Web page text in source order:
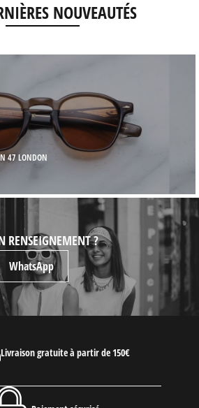
NOUVEAUTÉS
47 LONDON
RENSEIGNEMENT ?
WhatsApp
Livraison gratuite à partir de 150€